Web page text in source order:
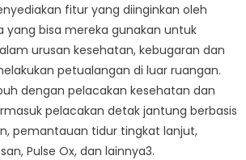
fitur yang diinginkan oleh
yang bisa mereka gunakan untuk
urusan kesehatan, kebugaran dan
petualangan di luar ruangan.
dengan pelacakan kesehatan dan
pelacakan detak jantung berbasis
pemantauan tidur tingkat lanjut,
Pulse Ox, dan lainnya3.